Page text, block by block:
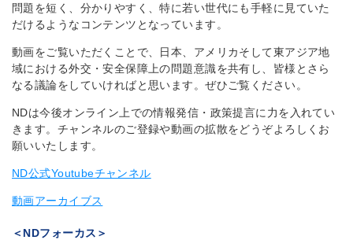
問題を短く、分かりやすく、特に若い世代にも手軽に見ていた
だけるようなコンテンツとなっています。
動画をご覧いただくことで、日本、アメリカそして東アジア地
域における外交・安全保障上の問題意識を共有し、皆様とさら
なる議論をしていければと思います。ぜひご覧ください。
NDは今後オンライン上での情報発信・政策提言に力を入れてい
きます。チャンネルのご登録や動画の拡散をどうぞよろしくお
願いいたします。
ND公式Youtubeチャンネル
動画アーカイブス
＜NDフォーカス＞